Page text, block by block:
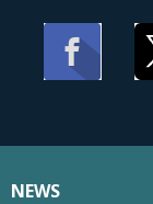
NEWS